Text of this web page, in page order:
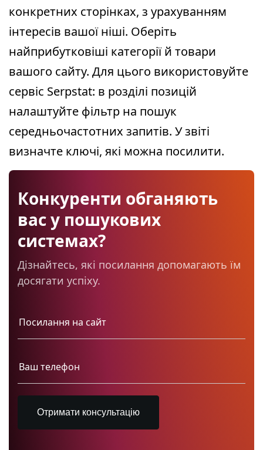
конкретних сторінках, з урахуванням
інтересів вашої ніші. Оберіть
найприбутковіші категорії й товари
вашого сайту. Для цього використовуйте
сервіс Serpstat: в розділі позицій
налаштуйте фільтр на пошук
середньочастотних запитів. У звіті
визначте ключі, які можна посилити.
Конкуренти обганяють
вас у пошукових
системах?
Дізнайтесь, які посилання допомагають їм
досягати успіху.
Отримати консультацію